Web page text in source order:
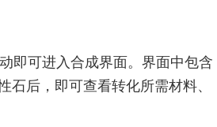
即可进入合成界面。界面中包含
石后，即可查看转化所需材料、